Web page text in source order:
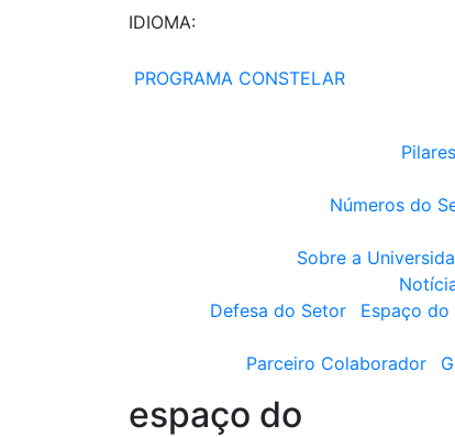
IDIOMA:
PROGRAMA CONSTELAR
Pilares
Números do
Sobre a
Defesa do Setor
Espaço
Parceiro Colaborador
espaço do